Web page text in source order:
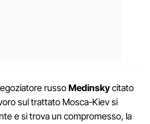
russoMedinskycitato
sul trattato Mosca-Kiev si
e si trova un compromesso, la